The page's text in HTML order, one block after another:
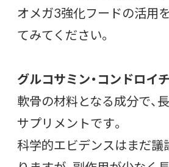
オメガ3強化フードの活用
てみてください。
グルコサミン・コンドロイ
軟骨の材料となる成分で、
サプリメントです。
科学的エビデンスはまだ議